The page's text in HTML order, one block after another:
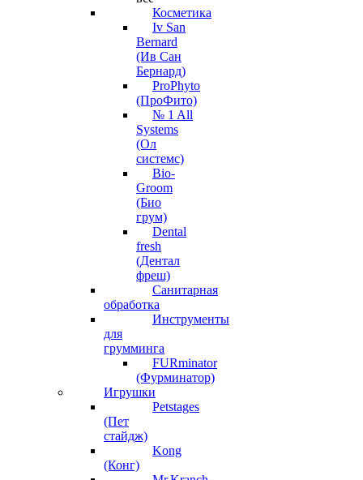
Косметика
Iv San
Bernard
(Ив Сан
Бернард)
ProPhyto
(ПроФито)
№ 1 All
Systems
(Ол
системс)
Bio-
Groom
(Био
грум)
Dental
fresh
(Дентал
фреш)
Санитарная
обработка
Инструменты
для
грумминга
FURminator
(Фурминатор)
Игрушки
Petstages
(Пет
стайдж)
Kong
(Конг)